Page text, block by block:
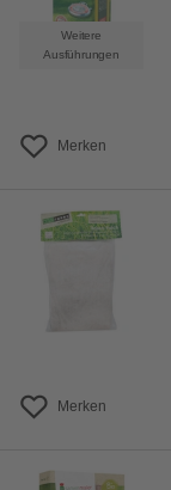
Weitere
Ausführungen
Merken
Merken